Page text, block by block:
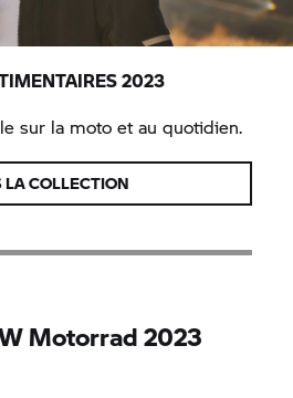
2023
sur la moto et au quotidien.
LA COLLECTION
Motorrad2023